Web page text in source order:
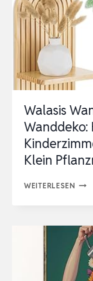
–
FÜR
Walasis
Wanddeko:
Klein
WEITERLESEN